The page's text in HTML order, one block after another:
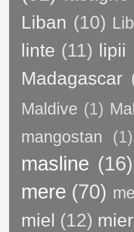
Liban (10)
linte (11) lipii
Madagascar
Maldive (1)
mangostan (1)
masline (16)
mere (70)
miel (12)